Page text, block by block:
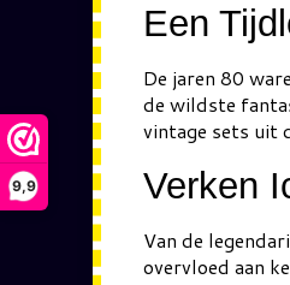
9,9
Een
De jaren 80
de wildste
vintage sets uit
Verken
Van de
overvloed aan